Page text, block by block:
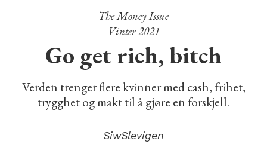
The Money Issue
Vinter 2021
Go get rich, bitch
Verden trenger flere kvinner med cash, frihet,
trygghet og makt til å gjøre en forskjell.
SiwSlevigen